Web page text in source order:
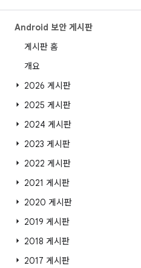
Android 보안 게시판
게시판 홈
개요
2026 게시판
2025 게시판
2024 게시판
2023 게시판
2022 게시판
2021 게시판
2020 게시판
2019 게시판
2018 게시판
2017 게시판